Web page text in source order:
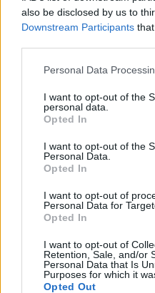
also be disclosed by us to
Downstream Participants
Please note that this
not limited to your visit or
grant or deny consent to
use your data for below
consent section.
Personal Data
I want to opt-out of the
personal data.
Opted In
I want to opt-out of the
Personal Data.
Opted In
I want to opt-out of
Personal Data for
Opted In
I want to opt-out of
Retention, Sale, and/or
Personal Data that Is
Purposes for which it
Opted Out
Megállapodást
2024. jan. 11.
#MNB